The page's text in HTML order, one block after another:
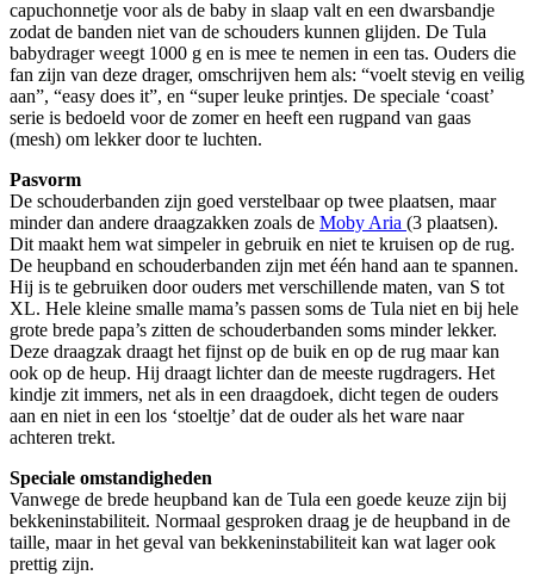
capuchonnetje voor als de baby in slaap valt en een dwarsbandje
zodat de banden niet van de schouders kunnen glijden. De Tula
babydrager weegt 1000 g en is mee te nemen in een tas. Ouders die
fan zijn van deze drager, omschrijven hem als: “voelt stevig en veilig
aan”, “easy does it”, en “super leuke printjes. De speciale ‘coast’
serie is bedoeld voor de zomer en heeft een rugpand van gaas
(mesh) om lekker door te luchten.
Pasvorm
De schouderbanden zijn goed verstelbaar op twee plaatsen, maar
minder dan andere draagzakken zoals de Moby Aria (3 plaatsen).
Dit maakt hem wat simpeler in gebruik en niet te kruisen op de rug.
De heupband en schouderbanden zijn met één hand aan te spannen.
Hij is te gebruiken door ouders met verschillende maten, van S tot
XL. Hele kleine smalle mama’s passen soms de Tula niet en bij hele
grote brede papa’s zitten de schouderbanden soms minder lekker.
Deze draagzak draagt het fijnst op de buik en op de rug maar kan
ook op de heup. Hij draagt lichter dan de meeste rugdragers. Het
kindje zit immers, net als in een draagdoek, dicht tegen de ouders
aan en niet in een los ‘stoeltje’ dat de ouder als het ware naar
achteren trekt.
Speciale omstandigheden
Vanwege de brede heupband kan de Tula een goede keuze zijn bij
bekkeninstabiliteit. Normaal gesproken draag je de heupband in de
taille, maar in het geval van bekkeninstabiliteit kan wat lager ook
prettig zijn.